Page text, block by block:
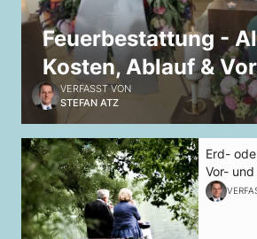
Feuerbestattung -
Kosten, Ablauf &
VERFASST VON
STEFAN ATZ
Erd-
Vor-